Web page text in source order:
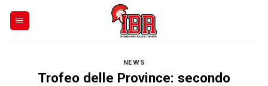
NEWS
Trofeo delle Province: secondo